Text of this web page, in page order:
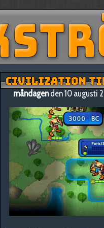
CIVILIZATION
måndagenden 10 augusti